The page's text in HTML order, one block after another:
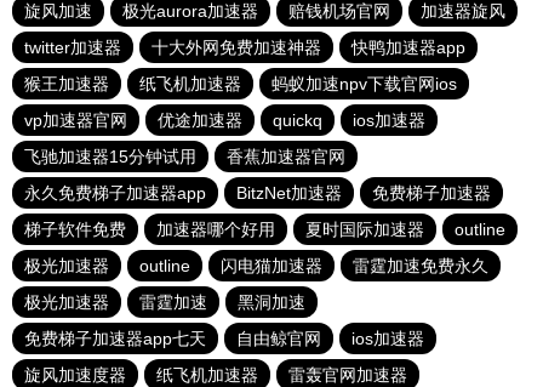
旋风加速
极光aurora加速器 赔钱机场官网
加速器旋风
twitter加速器
十大外网免费加速神器
快鸭加速器app
猴王加速器
纸飞机加速器
蚂蚁加速npv下载官网ios
vp加速器官网
优途加速器 quickq
ios加速器
飞驰加速器15分钟试用
香蕉加速器官网
永久免费梯子加速器app
BitzNet加速器
免费梯子加速器
梯子软件免费
加速器哪个好用 夏时国际加速器
outline
极光加速器
outline 闪电猫加速器
雷霆加速免费永久
极光加速器
雷霆加速
黑洞加速
免费梯子加速器app七天
自由鲸官网
ios加速器
旋风加速度器
纸飞机加速器 雷轰官网加速器